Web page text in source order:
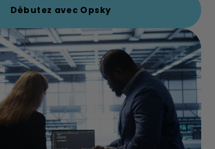
Débutez avec Opsky